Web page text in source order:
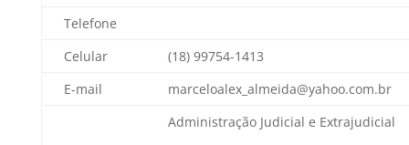
Telefone
Celular
(18) 99754-1413
E-mail
marceloalex_almeida@yahoo.com.br
Administração Judicial e Extrajudicial